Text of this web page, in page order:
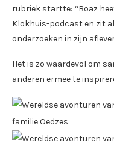
rubriek startte: “Boaz
Klokhuis-podcast en zit
onderzoeken in zijn
Het is zo waardevol om
anderen ermee te